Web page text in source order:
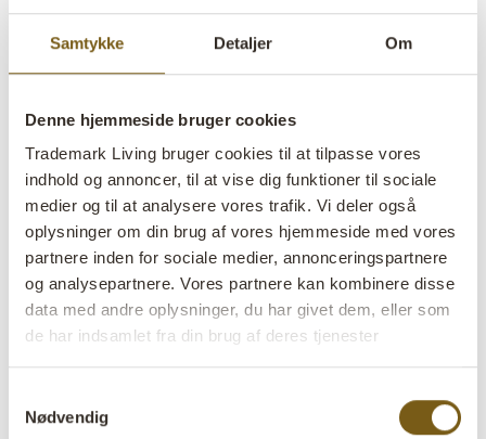
Samtykke Detaljer Om
Denne hjemmeside bruger cookies
Trademark Living bruger cookies til at tilpasse vores
indhold og annoncer, til at vise dig funktioner til sociale
medier og til at analysere vores trafik. Vi deler også
oplysninger om din brug af vores hjemmeside med vores
partnere inden for sociale medier, annonceringspartnere
og analysepartnere. Vores partnere kan kombinere disse
data med andre oplysninger, du har givet dem, eller som
de har indsamlet fra din brug af deres tjenester
Nødvendig
Flot lang gammel bænk
lens På lager
Varenr: D1813
Colli:
Farve: Natur
VIGTIGT hvert produkt er unik i farve og finish